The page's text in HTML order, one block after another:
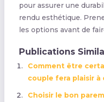
pour assurer une
rendu esthétique.
les options avant de
Publications
Comment être
couple fera plaisir à
Choisir le bon